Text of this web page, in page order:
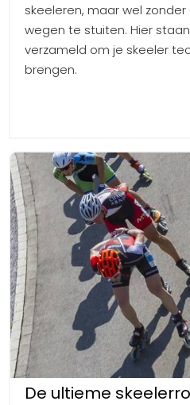
skeeleren, maar wel
wegen te stuiten. Hier
verzameld om je skeeler
brengen.
De ultieme